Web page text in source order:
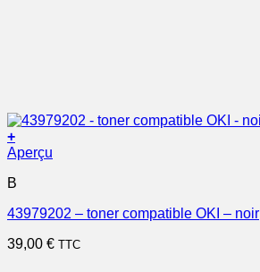
+
Aperçu
B
43979202 – toner compatible OKI – noir
39,00 € TTC